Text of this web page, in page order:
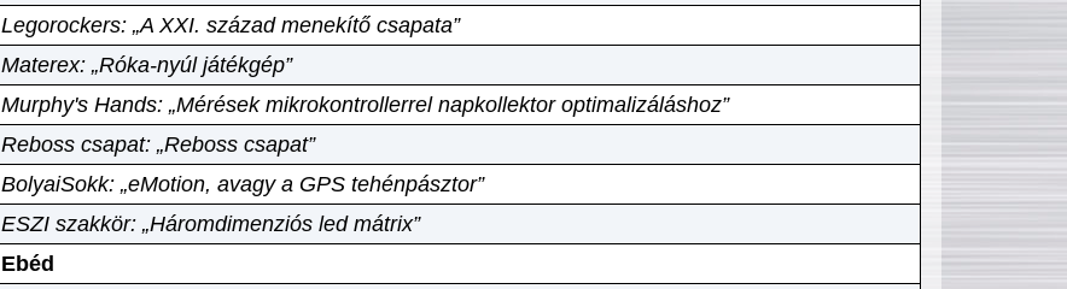
Legorockers: „A XXI. század menekítő csapata”
Materex: „Róka-nyúl játékgép”
Murphy's Hands: „Mérések mikrokontrollerrel napkollektor optimalizáláshoz”
Reboss csapat: „Reboss csapat”
BolyaiSokk: „eMotion, avagy a GPS tehénpásztor”
ESZI szakkör: „Háromdimenziós led mátrix”
Ebéd